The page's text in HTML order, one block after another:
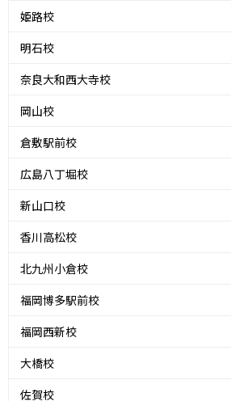
姫路校
明石校
奈良大和西大寺校
岡山校
倉敷駅前校
広島八丁堀校
新山口校
香川高松校
北九州小倉校
福岡博多駅前校
福岡西新校
大橋校
佐賀校